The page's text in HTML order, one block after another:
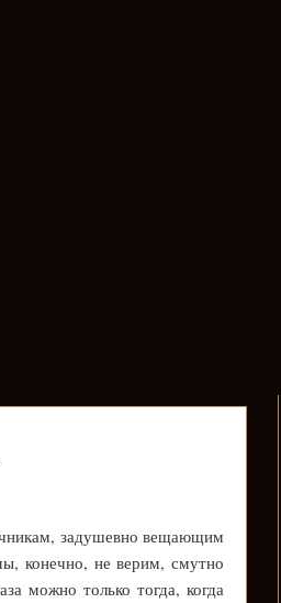
задушевно вещающим
конечно, не верим, смутно
можно только тогда, когда